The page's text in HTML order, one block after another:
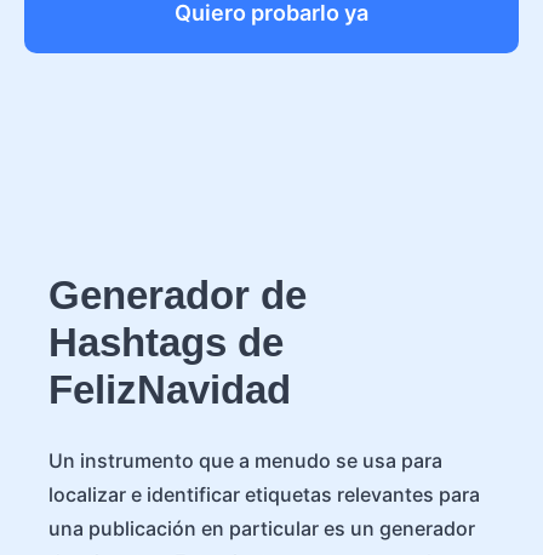
Quiero probarlo ya
Generador de
Hashtags de
FelizNavidad
Un instrumento que a menudo se usa para
localizar e identificar etiquetas relevantes para
una publicación en particular es un generador